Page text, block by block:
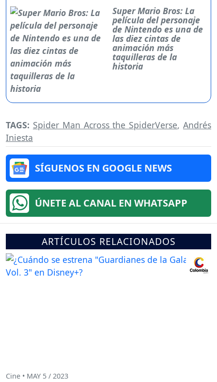
Super Mario Bros: La
película del personaje
de Nintendo es una de
las diez cintas de
animación más
taquilleras de la
historia
TAGS: Spider Man Across the SpiderVerse,Andrés
Iniesta
SÍGUENOS EN GOOGLE NEWS
ÚNETE AL CANAL EN WHATSAPP
ARTÍCULOS RELACIONADOS
Cine • MAY 5 / 2023